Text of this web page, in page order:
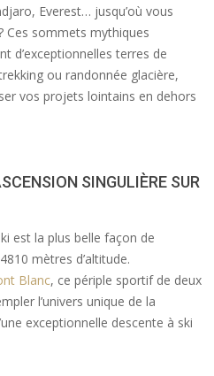
Everest… jusqu’où vous
Ces sommets mythiques
d’exceptionnelles terres de
ou randonnée glacière,
vos projets lointains en dehors
SINGULIÈRE SUR
est la plus belle façon de
mètres d’altitude.
Blanc, ce périple sportif de deux
l’univers unique de la
exceptionnelle descente à ski